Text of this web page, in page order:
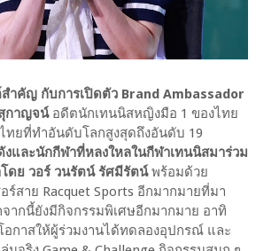
ำคัญ กับการเปิดตัว Brand Ambassador
กาญจน์ อดีตนักเทนนิสหญิงมือ 1 ของไทย
ยที่ทำอันดับโลกสูงสุดถึงอันดับ 19
งและนักกีฬาที่หลงใหลในกีฬาเทนนิสมาร่วม
ดย วอร์ วนรัตน์ รัศมีรัตน์พร้อมด้วย
ร์สาย Racquet Sports อีกมากมายที่มา
ากนี้ยังมีกิจกรรมพิเศษอีกมากมาย อาทิ
อกาสให้ผู้ร่วมงานได้ทดลองอุปกรณ์ และ